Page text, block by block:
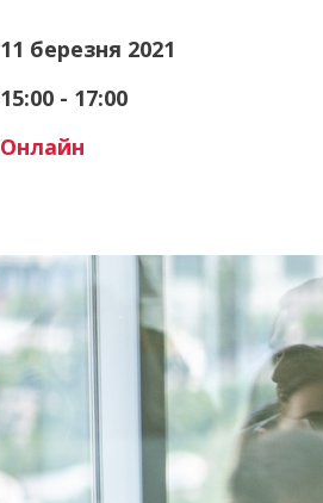
11 березня 2021
15:00 - 17:00
Онлайн